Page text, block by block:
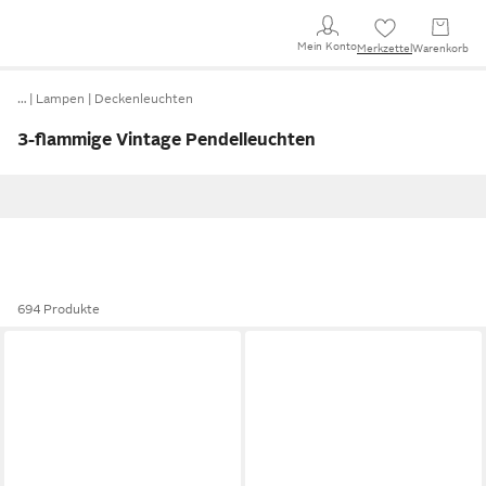
Mein KontoMerkzettel Warenkorb
… Lampen Deckenleuchten
3-flammige Vintage Pendelleuchten
694 Produkte